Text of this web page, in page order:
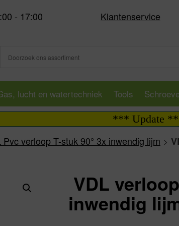
- 17:00 Klantenservice
lucht en watertechniek Tools
*** Update *** | |
Pvc verloop T-stuk 90° 3x inwendig lijm >
VDL
inwendig